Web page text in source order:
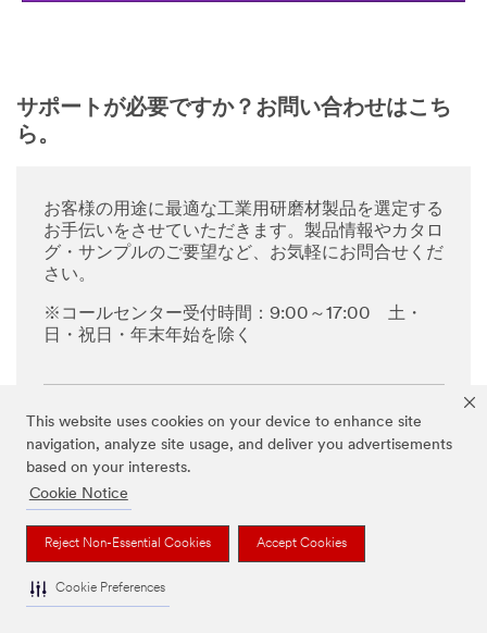
This website uses cookies on your device to enhance site
navigation, analyze site usage, and deliver you advertisements
based on your interests.
Cookie Notice
Reject Non-Essential Cookies Accept Cookies
Cookie Preferences
サポートが必要ですか？お問い合わせはこち
ら。
お客様の用途に最適な工業用研磨材製品を選定する
お手伝いをさせていただきます。製品情報やカタロ
グ・サンプルのご要望など、お気軽にお問合せくだ
さい。
※コールセンター受付時間：9:00～17:00 土・
日・祝日・年末年始を除く